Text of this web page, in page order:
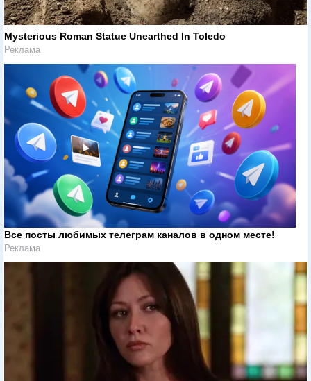
Mysterious Roman Statue Unearthed In Toledo
Реклама
Все посты любимых телеграм каналов в одном месте!
Реклама